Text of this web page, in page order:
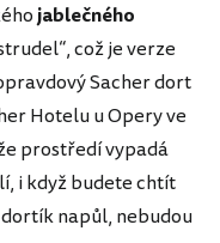
jablečného
což je verze
Sacher dort
Hotelu u Opery ve
prostředí vypadá
i když budete chtít
napůl, nebudou